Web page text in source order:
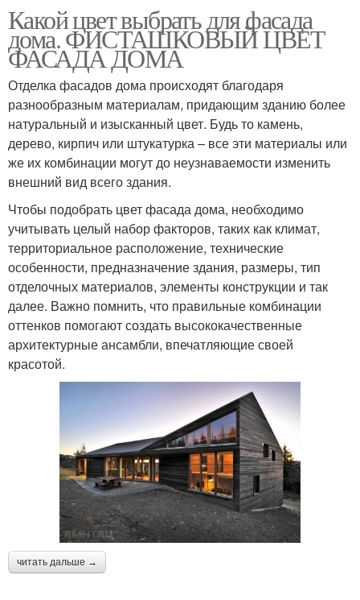
Какой цвет выбрать для фасада
дома. ФИСТАШКОВЫЙ ЦВЕТ
ФАСАДА ДОМА
Отделка фасадов дома происходят благодаря
разнообразным материалам, придающим зданию более
натуральный и изысканный цвет. Будь то камень,
дерево, кирпич или штукатурка – все эти материалы или
же их комбинации могут до неузнаваемости изменить
внешний вид всего здания.
Чтобы подобрать цвет фасада дома, необходимо
учитывать целый набор факторов, таких как климат,
территориальное расположение, технические
особенности, предназначение здания, размеры, тип
отделочных материалов, элементы конструкции и так
далее. Важно помнить, что правильные комбинации
оттенков помогают создать высококачественные
архитектурные ансамбли, впечатляющие своей
красотой.
читать дальше →